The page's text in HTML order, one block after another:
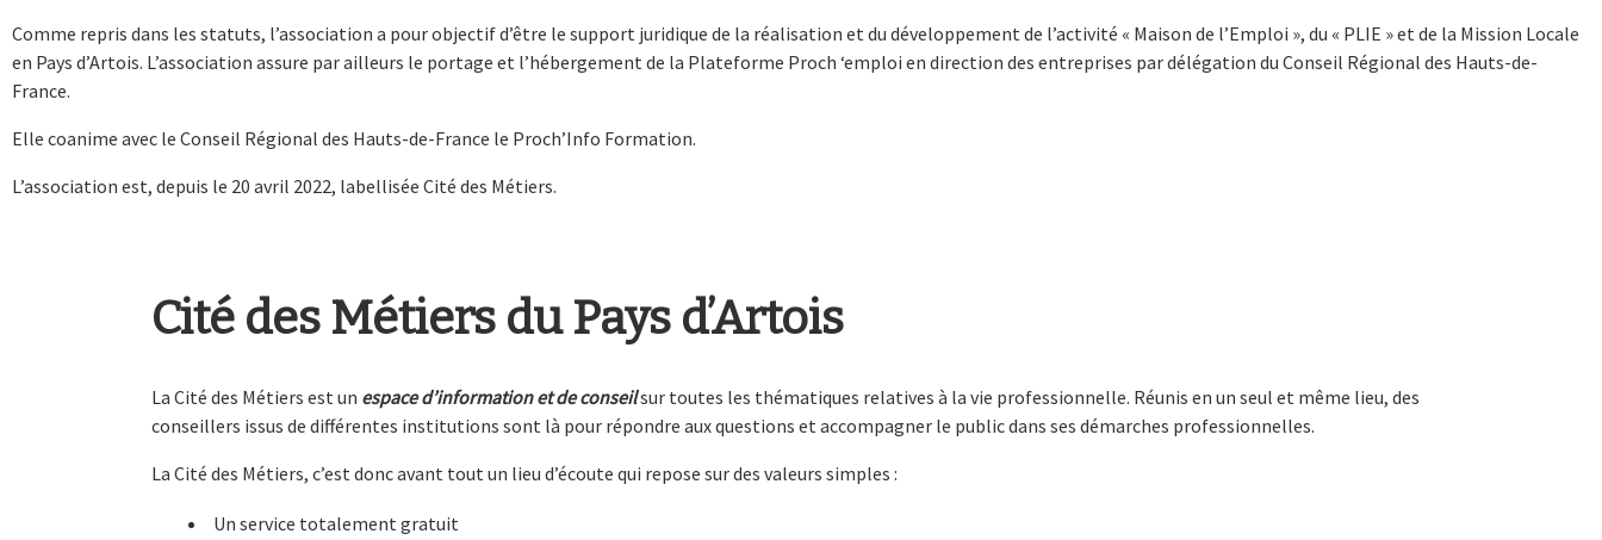
Comme repris dans les statuts, l’association a pour objectif d’être le support juridique de la réalisation et du développement de l’activité « Maison de l’Emploi », du « PLIE » et de la Mission Locale
en Pays d’Artois. L’association assure par ailleurs le portage et l’hébergement de la Plateforme Proch ‘emploi en direction des entreprises par délégation du Conseil Régional des Hauts-de-
France.
Elle coanime avec le Conseil Régional des Hauts-de-France le Proch’Info Formation.
L’association est, depuis le 20 avril 2022, labellisée Cité des Métiers.
Cité des Métiers du Pays d’Artois
La Cité des Métiers est un espace d’information et de conseilsur toutes les thématiques relatives à la vie professionnelle. Réunis en un seul et même lieu, des
conseillers issus de différentes institutions sont là pour répondre aux questions et accompagner le public dans ses démarches professionnelles.
La Cité des Métiers, c’est donc avant tout un lieu d’écoute qui repose sur des valeurs simples :
Un service totalement gratuit